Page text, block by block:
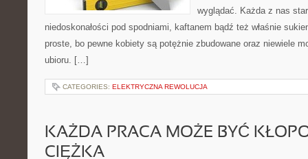
wyglądać. Każda z nas
niedoskonałości pod spodniami, kaftanem bądź też właśnie
proste, bo pewne kobiety są potężnie zbudowane oraz niewiele
ubioru. […]
CATEGORIES: ELEKTRYCZNA REWOLUCJA
KAŻDA PRACA MOŻE BYĆ
CIĘŻKA